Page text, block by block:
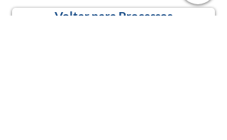
Voltar para Processos